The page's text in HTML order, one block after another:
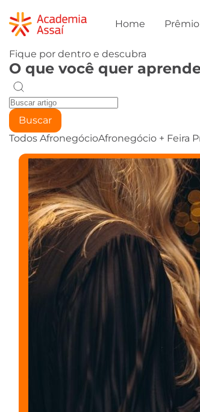
Home
Fique por dentro e descubra
O que você quer
Buscar
Todos AfronegócioAfronegócio + Feira